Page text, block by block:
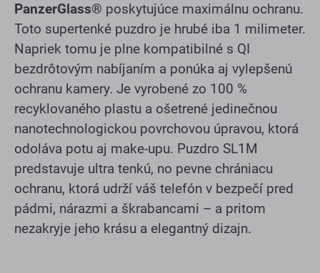
PanzerGlass® poskytujúce maximálnu ochranu.
Toto supertenké puzdro je hrubé iba 1 milimeter.
Napriek tomu je plne kompatibilné s QI
bezdrôtovým nabíjaním a ponúka aj vylepšenú
ochranu kamery. Je vyrobené zo 100 %
recyklovaného plastu a ošetrené jedinečnou
nanotechnologickou povrchovou úpravou, ktorá
odoláva potu aj make-upu. Puzdro SL1M
predstavuje ultra tenkú, no pevne chrániacu
ochranu, ktorá udrží váš telefón v bezpečí pred
pádmi, nárazmi a škrabancami – a pritom
nezakryje jeho krásu a elegantný dizajn.